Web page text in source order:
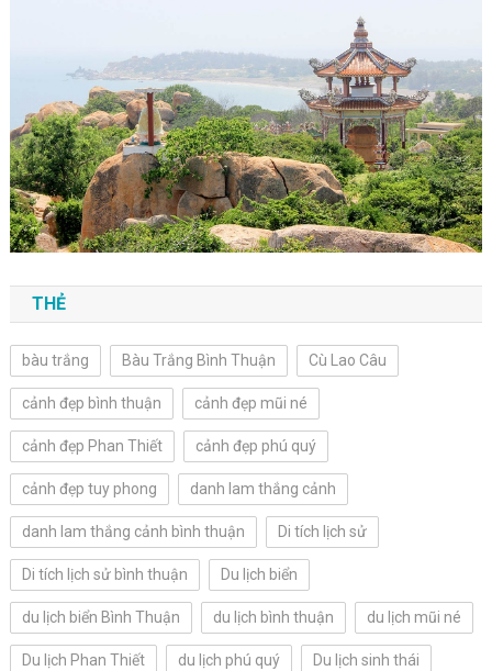
THẺ
bàu trắng Bàu Trắng Bình Thuận Cù Lao Câu
cảnh đẹp bình thuận cảnh đẹp mũi né
cảnh đẹp Phan Thiết cảnh đẹp phú quý
cảnh đẹp tuy phong danh lam thắng cảnh
danh lam thắng cảnh bình thuận Di tích lịch sử
Di tích lịch sử bình thuận Du lịch biển
du lịch biển Bình Thuận du lịch bình thuận du lịch mũi né
Du lịch Phan Thiết du lịch phú quý Du lịch sinh thái